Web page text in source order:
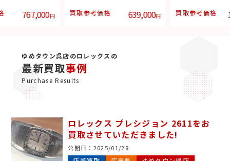
767,000円 買取参考価格 639,000円 買取参考価格
ゆめタウン呉店のロレックスの
最新買取事例
Purchase Results
ロレックス プレシジョン 2611をお
買取させていただきました!
公開日： 2025/01/28